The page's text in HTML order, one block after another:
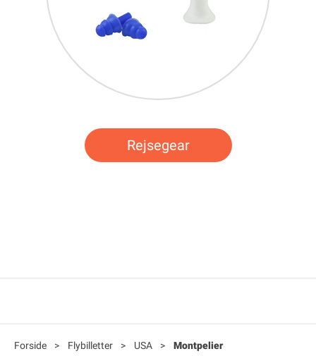
Rejsegear
Forside > Flybilletter > USA > Montpelier